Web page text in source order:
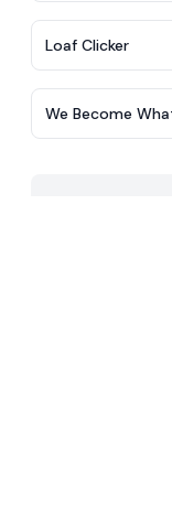
Loaf Clicker
We Become
Behold